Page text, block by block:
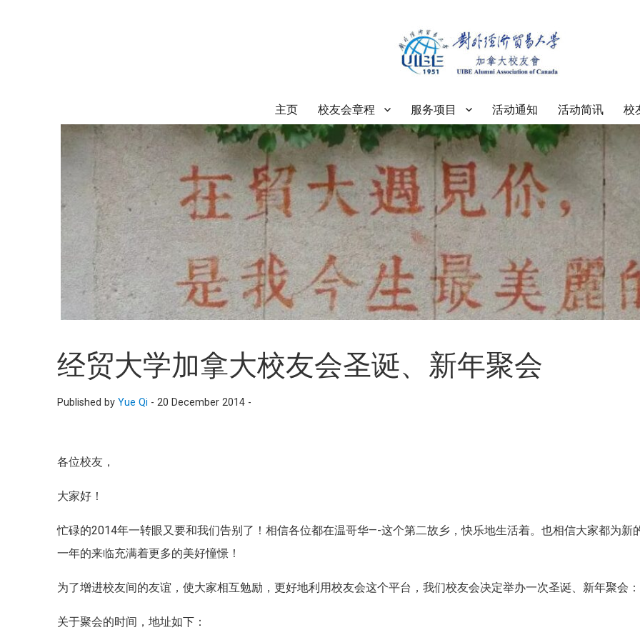
对外经济贸易大学加拿大校友会
主页 校友会章程 服务项目 活动通知 活动简讯 校
经贸大学加拿大校友会圣诞、新年聚会
Published byYue Qi -20 December 2014 -
各位校友，
大家好！
忙碌的2014年一转眼又要和我们告别了！相信各位都在温哥华—-这个第二故乡，快乐地生活着。也相信大家都为新
一年的来临充满着更多的美好憧憬！
为了增进校友间的友谊，使大家相互勉励，更好地利用校友会这个平台，我们校友会决定举办一次圣诞、新年聚会：
关于聚会的时间，地址如下：